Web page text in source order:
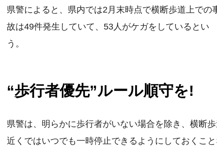
県警によると、県内では2月末時点で横断歩道上での
故は49件発生していて、53人がケガをしているとい
う。
“歩行者優先”ルール順守を!
県警は、明らかに歩行者がいない場合を除き、横断
近くではいつでも一時停止できるようにしておくこ